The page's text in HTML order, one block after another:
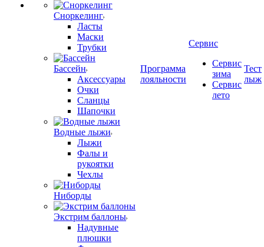
Сноркелинг
Ласты
Маски
Трубки
Бассейн
Аксессуары
Очки
Сланцы
Шапочки
Водные лыжи
Лыжи
Фалы и
рукоятки
Чехлы
Ниборды
Экстрим баллоны
Надувные
плюшки
Программа
лояльности
Сервис
Сервис
зима
Сервис
лето
Тест
лыж